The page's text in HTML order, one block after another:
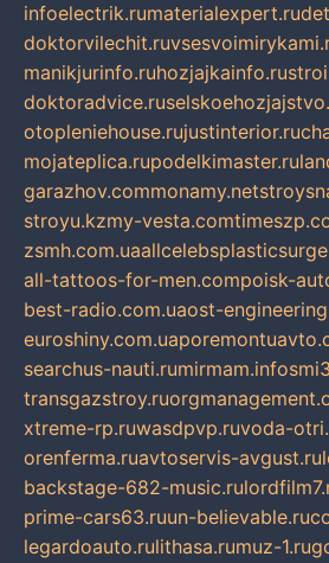
infoelectrik.rumaterialexpert.ru
doktorvilechit.ru
manikjurinfo.ruhozjajkainfo.ru
doktoradvice.ru
otopleniehouse.rujustinterior.ru
mojateplica.rupodelkimaster.ru
garazhov.commonamy.net
stroyu.kzmy-vesta.com
zsmh.com.ua
all-tattoos-for-men.compoisk-
best-radio.com.uaost-
euroshiny.com.ua
searchus-nauti.rumirmam.info
transgazstroy.ru
xtreme-rp.ruwasdpvp.ruvoda-
orenferma.ruavtoservis-avgust.ru
backstage-682-music.ru
prime-cars63.ruun-believable.ru
legardoauto.rulithasa.rumuz-1.ru